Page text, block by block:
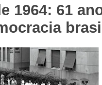
1964: 61